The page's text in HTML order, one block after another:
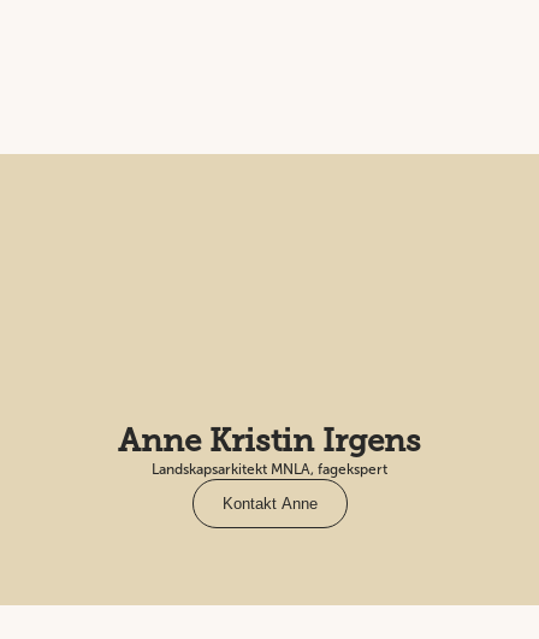
Anne Kristin Irgens
Landskapsarkitekt MNLA, fagekspert
Kontakt Anne